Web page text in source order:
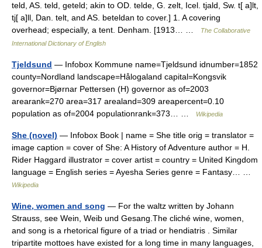
teld, AS. teld, geteld; akin to OD. telde, G. zelt, Icel. tjald, Sw. t[ a]lt,
tj[ a]ll, Dan. telt, and AS. beteldan to cover.] 1. A covering
overhead; especially, a tent. Denham. [1913… …
The Collaborative
International Dictionary of English
Tjeldsund — Infobox Kommune name=Tjeldsund idnumber=1852
county=Nordland landscape=Hålogaland capital=Kongsvik
governor=Bjørnar Pettersen (H) governor as of=2003
arearank=270 area=317 arealand=309 areapercent=0.10
population as of=2004 populationrank=373… …
Wikipedia
She (novel) — Infobox Book | name = She title orig = translator =
image caption = cover of She: A History of Adventure author = H.
Rider Haggard illustrator = cover artist = country = United Kingdom
language = English series = Ayesha Series genre = Fantasy… …
Wikipedia
Wine, women and song — For the waltz written by Johann
Strauss, see Wein, Weib und Gesang.The cliché wine, women,
and song is a rhetorical figure of a triad or hendiatris . Similar
tripartite mottoes have existed for a long time in many languages,